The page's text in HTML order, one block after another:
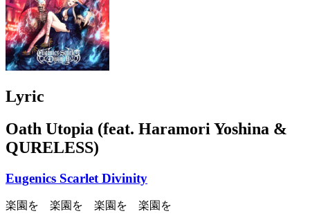
Lyric
Oath Utopia (feat. Haramori Yoshina &
QURELESS)
Eugenics Scarlet Divinity
楽園を 楽園を 楽園を 楽園を